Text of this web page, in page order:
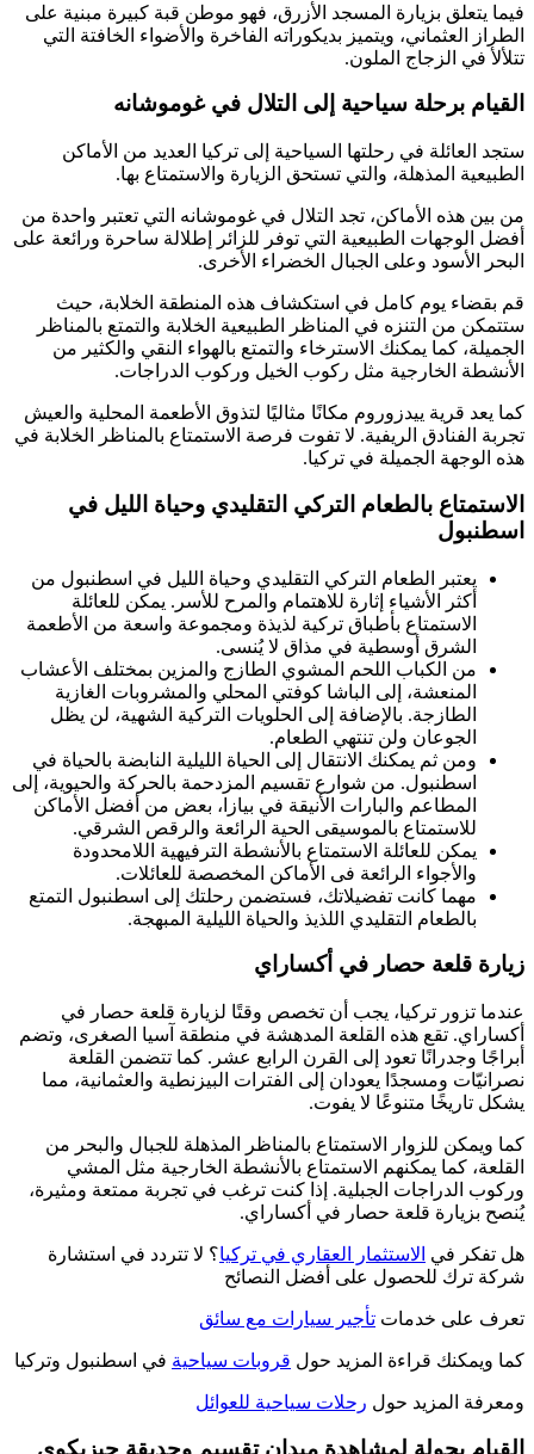
فيما يتعلق بزيارة المسجد الأزرق، فهو موطن قبة كبيرة مبنية على
الطراز العثماني، ويتميز بديكوراته الفاخرة والأضواء الخافتة التي
تتلألأ في الزجاج الملون.
القيام برحلة سياحية إلى التلال في غوموشانه
ستجد العائلة في رحلتها السياحية إلى تركيا العديد من الأماكن
الطبيعية المذهلة، والتي تستحق الزيارة والاستمتاع بها.
من بين هذه الأماكن، تجد التلال في غوموشانه التي تعتبر واحدة من
أفضل الوجهات الطبيعية التي توفر للزائر إطلالة ساحرة ورائعة على
البحر الأسود وعلى الجبال الخضراء الأخرى.
قم بقضاء يوم كامل في استكشاف هذه المنطقة الخلابة، حيث
ستتمكن من التنزه في المناظر الطبيعية الخلابة والتمتع بالمناظر
الجميلة، كما يمكنك الاسترخاء والتمتع بالهواء النقي والكثير من
الأنشطة الخارجية مثل ركوب الخيل وركوب الدراجات.
كما يعد قرية ييدزوروم مكانًا مثاليًا لتذوق الأطعمة المحلية والعيش
تجربة الفنادق الريفية. لا تفوت فرصة الاستمتاع بالمناظر الخلابة في
هذه الوجهة الجميلة في تركيا.
الاستمتاع بالطعام التركي التقليدي وحياة الليل في
اسطنبول
يعتبر الطعام التركي التقليدي وحياة الليل في اسطنبول من
أكثر الأشياء إثارة للاهتمام والمرح للأسر. يمكن للعائلة
الاستمتاع بأطباق تركية لذيذة ومجموعة واسعة من الأطعمة
الشرق أوسطية في مذاق لا يُنسى.
من الكباب اللحم المشوي الطازج والمزين بمختلف الأعشاب
المنعشة، إلى الباشا كوفتي المحلي والمشروبات الغازية
الطازجة. بالإضافة إلى الحلويات التركية الشهية، لن يظل
الجوعان ولن تنتهي الطعام.
ومن ثم يمكنك الانتقال إلى الحياة الليلية النابضة بالحياة في
اسطنبول. من شوارع تقسيم المزدحمة بالحركة والحيوية، إلى
المطاعم والبارات الأنيقة في بيازا، بعض من أفضل الأماكن
للاستمتاع بالموسيقى الحية الرائعة والرقص الشرقي.
يمكن للعائلة الاستمتاع بالأنشطة الترفيهية اللامحدودة
والأجواء الرائعة فى الأماكن المخصصة للعائلات.
مهما كانت تفضيلاتك، فستضمن رحلتك إلى اسطنبول التمتع
بالطعام التقليدي اللذيذ والحياة الليلية المبهجة.
زيارة قلعة حصار في أكساراي
عندما تزور تركيا، يجب أن تخصص وقتًا لزيارة قلعة حصار في
أكساراي. تقع هذه القلعة المدهشة في منطقة آسيا الصغرى، وتضم
أبراجًا وجدرانًا تعود إلى القرن الرابع عشر. كما تتضمن القلعة
نصرانيّات ومسجدًا يعودان إلى الفترات البيزنطية والعثمانية، مما
يشكل تاريخًا متنوعًا لا يفوت.
كما ويمكن للزوار الاستمتاع بالمناظر المذهلة للجبال والبحر من
القلعة، كما يمكنهم الاستمتاع بالأنشطة الخارجية مثل المشي
وركوب الدراجات الجبلية. إذا كنت ترغب في تجربة ممتعة ومثيرة،
يُنصح بزيارة قلعة حصار في أكساراي.
هل تفكر في الاستثمار العقاري في تركيا؟ لا تتردد في استشارة
شركة ترك للحصول على أفضل النصائح
تعرف على خدمات تأجير سيارات مع سائق
كما ويمكنك قراءة المزيد حول قروبات سياحية في اسطنبول وتركيا
ومعرفة المزيد حول رحلات سياحية للعوائل
القيام بجولة لمشاهدة ميدان تقسيم وحديقة جيزيكوي